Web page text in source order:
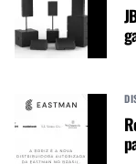
Vagner
um projeto por
cada cliente,
modelos,
busca